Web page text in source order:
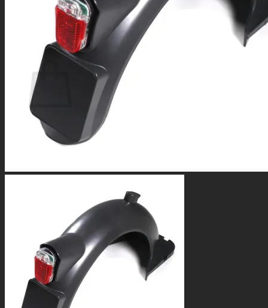
Warenkorb
Es befinden sich keine Produkte im Warenkorb.
Zurück zum Shop